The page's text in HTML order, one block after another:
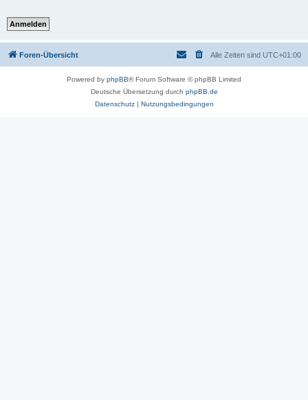
Foren-Übersicht Alle Zeiten sind UTC+01:00
Powered by phpBB® Forum Software © phpBB Limited
Deutsche Übersetzung durch phpBB.de
Datenschutz| Nutzungsbedingungen